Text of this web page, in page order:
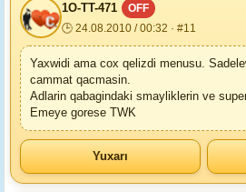
1O-TT-471
OFF
🕒 24.08.2010 / 00:32 · #11
Yaxwidi ama cox qelizdi menusu.
cammat qacmasin.
Adlarin qabagindaki smayliklerin ve
Emeye gorese TWK
Yuxarı